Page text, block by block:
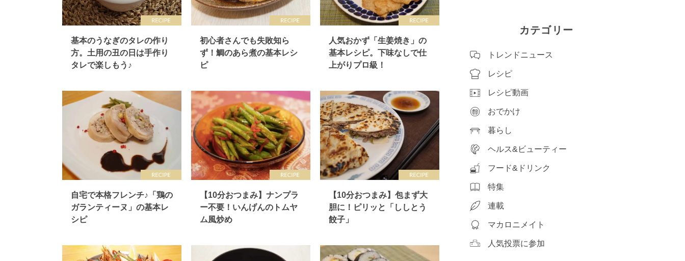
基本のうなぎのタレの作り
方。土用の丑の日は手作り
タレで楽しもう♪
初心者さんでも失敗知ら
ず！鯛のあら煮の基本レシ
ピ
人気おかず「生姜焼き」の
基本レシピ。下味なしで仕
上がりプロ級！
自宅で本格フレンチ♪「鶏の
ガランティーヌ」の基本レ
シピ
【10分おつまみ】ナンプラ
ー不要！いんげんのトムヤ
ム風炒め
【10分おつまみ】包まず大
胆に！ピリッと「ししとう
餃子」
カテゴリー
トレンドニュース
レシピ
レシピ動画
おでかけ
暮らし
ヘルス&ビューティー
フード&ドリンク
特集
連載
マカロニメイト
人気投票に参加